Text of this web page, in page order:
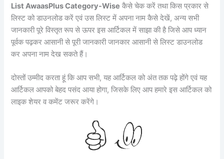
List AwaasPlus Category-Wise कैसे चेक करें तथा किस प्रकार से
लिस्ट को डाउनलोड करें एवं उस लिस्ट में अपना नाम कैसे देखें, अन्य सभी
जानकारी पूरे विस्तृत रूप से ऊपर इस आर्टिकल में साझा की है जिसे आप ध्यान
पूर्वक पढ़कर आसानी से पूरी जानकारी जानकार आसानी से लिस्ट डाउनलोड
कर अपना नाम देख सकते हैं।
दोस्तों उम्मीद करता हूं कि आप सभी, यह आर्टिकल को अंत तक पढ़े होंगे एवं यह
आर्टिकल आपको बेहद पसंद आया होगा, जिसके लिए आप हमारे इस आर्टिकल को
लाइक शेयर व कमेंट जरूर करेंगे।